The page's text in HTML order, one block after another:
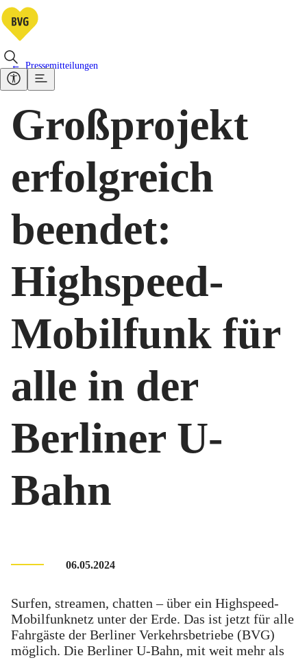
Pressemitteilungen
Großprojekt
erfolgreich
beendet:
Highspeed-
Mobilfunk für
alle in der
Berliner U-
Bahn
06.05.2024
Surfen, streamen, chatten – über ein Highspeed-
Mobilfunknetz unter der Erde. Das ist jetzt für alle
Fahrgäste der Berliner Verkehrsbetriebe (BVG)
möglich. Die Berliner U-Bahn, mit weit mehr als